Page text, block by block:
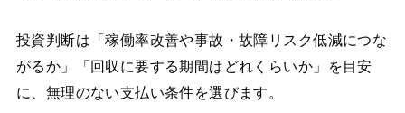
投資判断は「稼働率改善や事故・故障リスク低減につな
がるか」「回収に要する期間はどれくらいか」を目安
に、無理のない支払い条件を選びます。